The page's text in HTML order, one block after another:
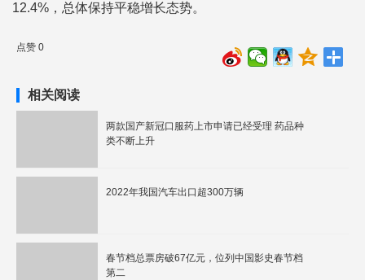
12.4%，总体保持平稳增长态势。
点赞 0
相关阅读
两款国产新冠口服药上市申请已经受理 药品种
类不断上升
2022年我国汽车出口超300万辆
春节档总票房破67亿元，位列中国影史春节档
第二